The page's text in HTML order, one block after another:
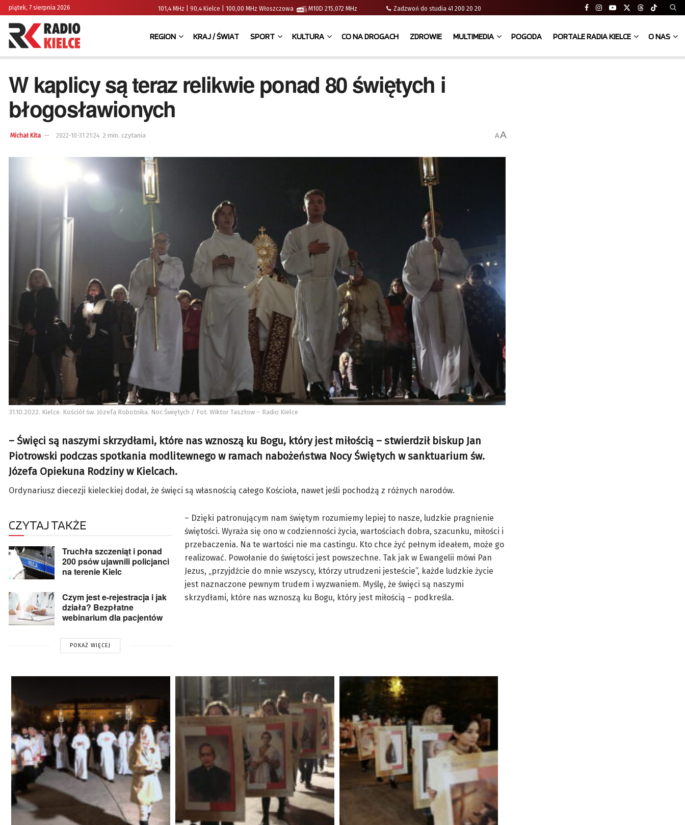
piątek, 7 sierpnia 2026 101,4 MHz | 90,4 Kielce | 100,00 MHz Włoszczowa M10D 215,072 MHz Zadzwoń do studia 41 200 20 20
REGION KRAJ / ŚWIAT SPORT KULTURA CO NA DROGACH ZDROWIE MULTIMEDIA POGODA PORTALE RADIA KIELCE O NAS
W kaplicy są teraz relikwie ponad 80 świętych i
błogosławionych
Michał Kita 2022-10-31 21:24 2 min. czytania AA
31.10.2022. Kielce. Kościół św. Józefa Robotnika. Noc Świętych / Fot. Wiktor Taszłow – Radio Kielce
– Święci są naszymi skrzydłami, które nas wznoszą ku Bogu, który jest miłością – stwierdził biskup Jan
Piotrowski podczas spotkania modlitewnego w ramach nabożeństwa Nocy Świętych w sanktuarium św.
Józefa Opiekuna Rodziny w Kielcach.
Ordynariusz diecezji kieleckiej dodał, że święci są własnością całego Kościoła, nawet jeśli pochodzą z różnych narodów.
CZYTAJ TAKŻE
Truchła szczeniąt i ponad
200 psów ujawnili policjanci
na terenie Kielc
Czym jest e-rejestracja i jak
działa? Bezpłatne
webinarium dla pacjentów
POKAŻ WIĘCEJ
– Dzięki patronującym nam świętym rozumiemy lepiej to nasze, ludzkie pragnienie
świętości. Wyraża się ono w codzienności życia, wartościach dobra, szacunku, miłości i
przebaczenia. Na te wartości nie ma castingu. Kto chce żyć pełnym ideałem, może go
realizować. Powołanie do świętości jest powszechne. Tak jak w Ewangelii mówi Pan
Jezus, „przyjdźcie do mnie wszyscy, którzy utrudzeni jesteście”, każde ludzkie życie
jest naznaczone pewnym trudem i wyzwaniem. Myślę, że święci są naszymi
skrzydłami, które nas wznoszą ku Bogu, który jest miłością – podkreśla.